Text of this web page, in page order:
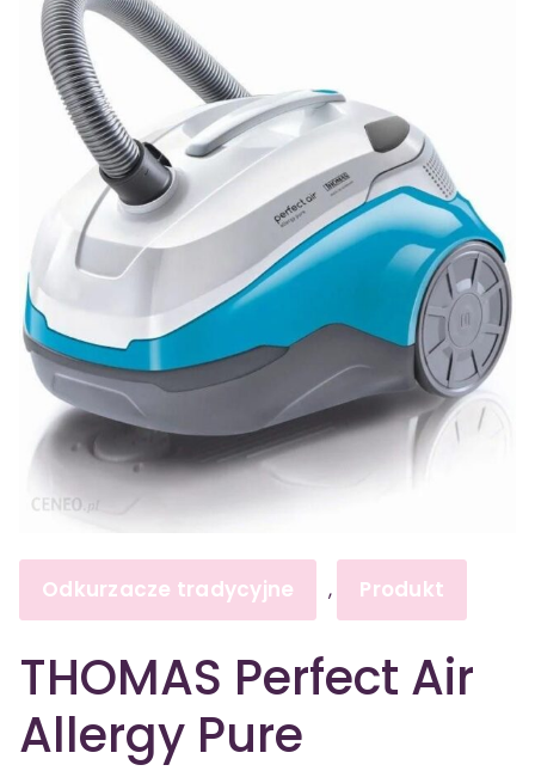
Odkurzacze tradycyjne , Produkt
THOMAS Perfect Air
Allergy Pure